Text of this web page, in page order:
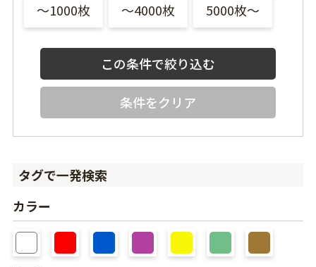
〜1000枚 〜4000枚 5000枚〜
条件をクリア
タグで一発検索
カラー